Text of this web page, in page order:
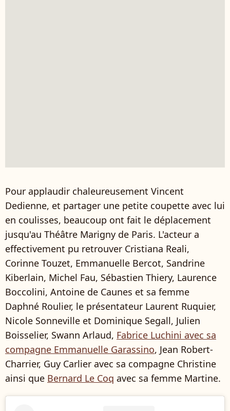
Pour applaudir chaleureusement Vincent
Dedienne, et partager une petite coupette avec lui
en coulisses, beaucoup ont fait le déplacement
jusqu'au Théâtre Marigny de Paris. L'acteur a
effectivement pu retrouver Cristiana Reali,
Corinne Touzet, Emmanuelle Bercot, Sandrine
Kiberlain, Michel Fau, Sébastien Thiery, Laurence
Boccolini, Antoine de Caunes et sa femme
Daphné Roulier, le présentateur Laurent Ruquier,
Nicole Sonneville et Dominique Segall, Julien
Boisselier, Swann Arlaud, Fabrice Luchini avec sa
compagne Emmanuelle Garassino, Jean Robert-
Charrier, Guy Carlier avec sa compagne Christine
ainsi que Bernard Le Coq avec sa femme Martine.